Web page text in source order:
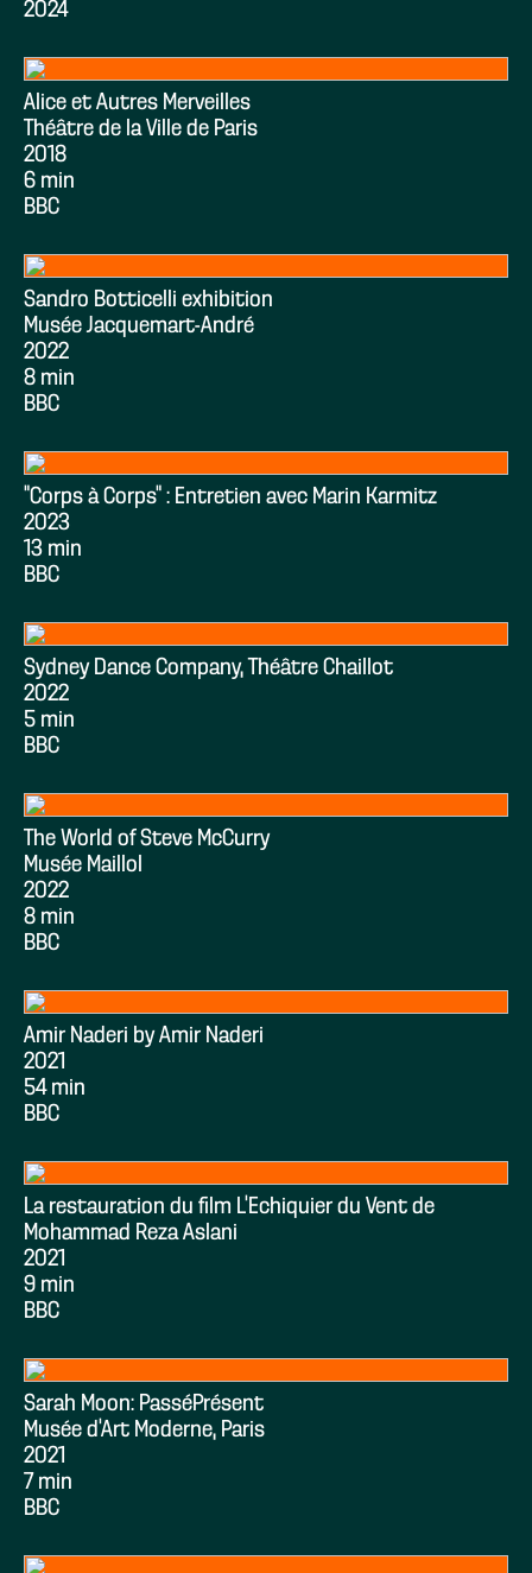
2024
Alice et Autres Merveilles
Théâtre de la Ville de Paris
2018
6 min
BBC
Sandro Botticelli exhibition
Musée Jacquemart-André
2022
8 min
BBC
“Corps à Corps” : Entretien avec Marin Karmitz
2023
13 min
BBC
Sydney Dance Company, Théâtre Chaillot
2022
5 min
BBC
The World of Steve McCurry
Musée Maillol
2022
8 min
BBC
Amir Naderi by Amir Naderi
2021
54 min
BBC
La restauration du film L’Echiquier du Vent de
Mohammad Reza Aslani
2021
9 min
BBC
Sarah Moon: PasséPrésent
Musée d’Art Moderne, Paris
2021
7 min
BBC